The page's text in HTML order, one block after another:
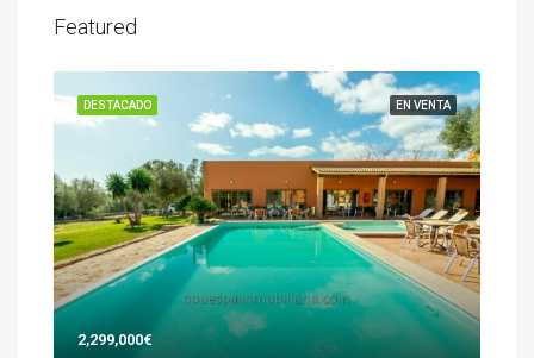
Featured
EN VENTA
DESTACADO
2,299,000€